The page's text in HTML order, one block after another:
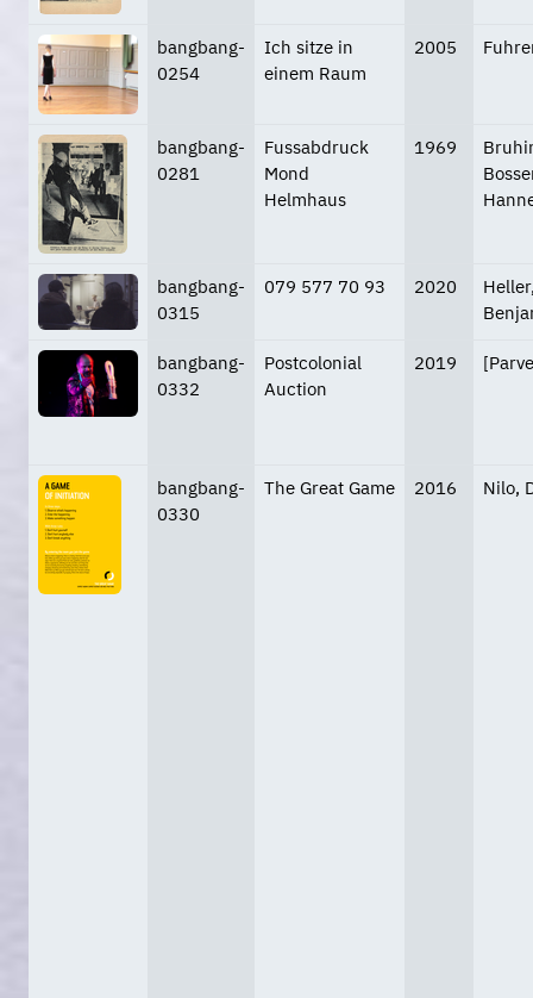
bangbang-
0254
Ich sitze in
einem Raum
2005
bangbang-
0281
Fussabdruck
Mond
Helmhaus
1969
bangbang-
0315
079 577 70 93 2020
bangbang-
0332
Postcolonial
Auction
2019
bangbang-
0330
The Great Game 2016 Nilo,